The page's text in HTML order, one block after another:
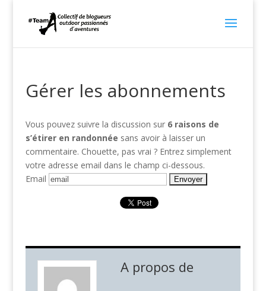
Gérer les abonnements
Vous pouvez suivre la discussion sur 6 raisons de
s’étirer en randonnée sans avoir à laisser un
commentaire. Chouette, pas vrai ? Entrez simplement
votre adresse email dans le champ ci-dessous.
Email
A propos de